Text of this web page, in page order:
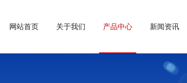
网站首页 关于我们 产品中心 新闻资讯